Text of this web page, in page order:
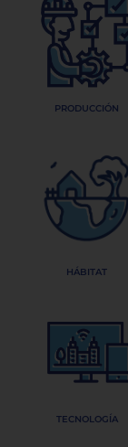
PRODUCCIÓN
HÁBITAT
TECNOLOGÍA